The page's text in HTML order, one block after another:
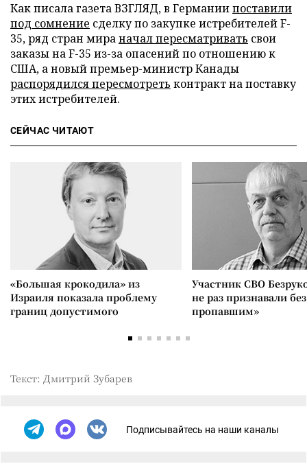
Как писала газета ВЗГЛЯД, в Германиипоставили
под сомнение сделку по закупке истребителей F-
35, ряд стран мираначал пересматривать свои
заказы на F-35 из-за опасений по отношению к
США, а новый премьер-министр Канады
распорядился пересмотреть контракт на поставку
этих истребителей.
СЕЙЧАС ЧИТАЮТ
«Большая крокодила» из
Израиля показала проблему
границ допустимого
Участник СВО
не раз признавали
пропавшим»
Текст: Дмитрий Зубарев
Подписывайтесь на наши каналы